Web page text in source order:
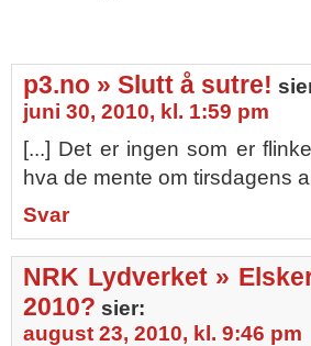
p3.no » Slutt å sutre!
juni 30, 2010, kl. 1:59 pm
[...] Det er ingen som er
hva de mente om tirsdagens
Svar
NRK Lydverket »
2010? sier:
august 23, 2010, kl. 9:46 pm